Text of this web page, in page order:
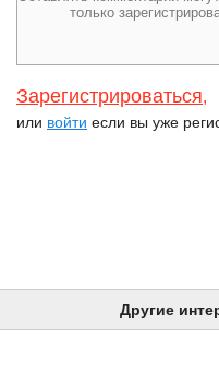
Зарегистрироваться,
или войти если вы уже
Другие